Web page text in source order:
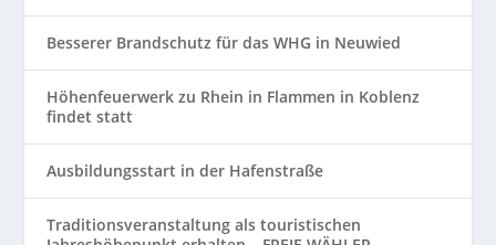
Besserer Brandschutz für das WHG in Neuwied
Höhenfeuerwerk zu Rhein in Flammen in Koblenz
findet statt
Ausbildungsstart in der Hafenstraße
Traditionsveranstaltung als touristischen